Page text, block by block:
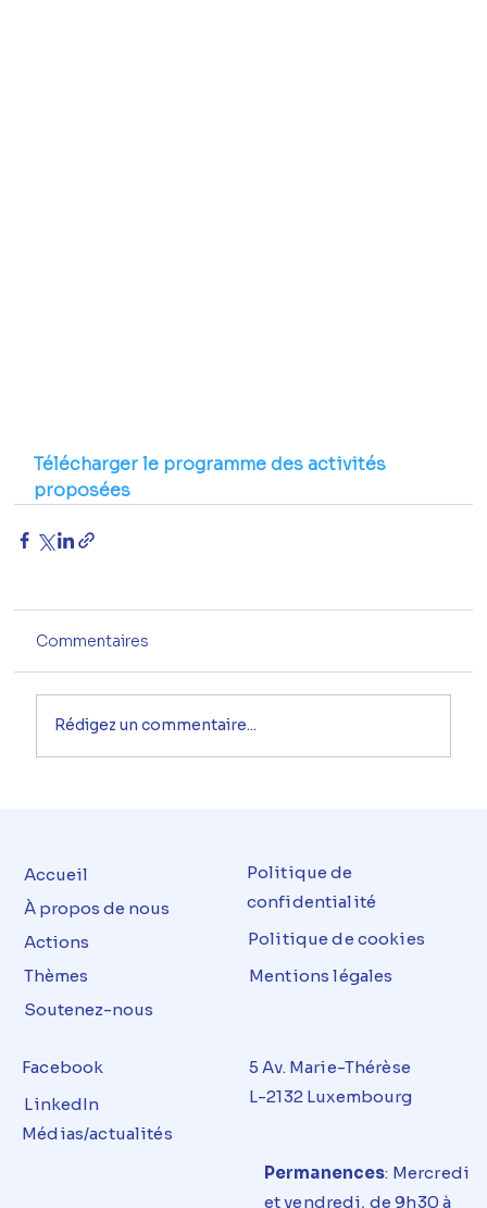
Télécharger le programme des activités
proposées
Commentaires
Rédigez un commentaire...
Accueil
À propos de nous
Actions
Thèmes
Soutenez-nous
Politique de
confidentialité
Politique de cookies
Mentions légales
Facebook
LinkedIn
Médias/actualités
5 Av. Marie-Thérèse
L-2132 Luxembourg
Permanences: Mercredi
etvendredi, de 9h30 à